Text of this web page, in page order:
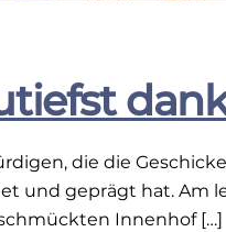
die die
und geprägt hat. Am
Innenhof […]